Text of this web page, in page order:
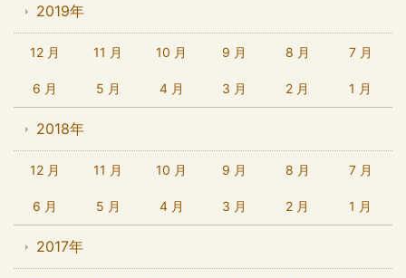
2019年
12 月 11 月 10 月 9 月 8 月 7 月
6 月 5 月 4 月 3 月 2 月 1 月
2018年
12 月 11 月 10 月 9 月 8 月 7 月
6 月 5 月 4 月 3 月 2 月 1 月
2017年